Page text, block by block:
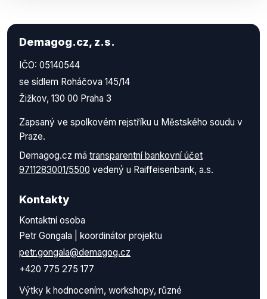
Demagog.cz, z.s.
IČO: 05140544
se sídlem Roháčova 145/14
Žižkov, 130 00 Praha 3
Zapsaný ve spolkovém rejstříku u Městského soudu v
Praze.
Demagog.cz má transparentní bankovní účet
9711283001/5500 vedený u Raiffeisenbank, a.s.
Kontakty
Kontaktní osoba
Petr Gongala | koordinátor projektu
petr.gongala@demagog.cz
+420 775 275 177
Výtky k hodnocením, workshopy, různé